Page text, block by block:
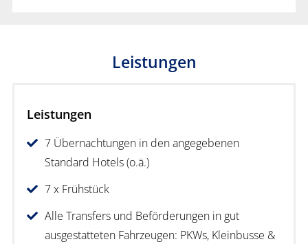
Leistungen
Leistungen
7 Übernachtungen in den angegebenen
Standard Hotels (o.ä.)
7 x Frühstück
Alle Transfers und Beförderungen in gut
ausgestatteten Fahrzeugen: PKWs, Kleinbusse &